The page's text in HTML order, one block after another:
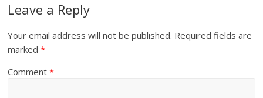
Leave a Reply
Your email address will not be published. Required fields are
marked*
Comment*